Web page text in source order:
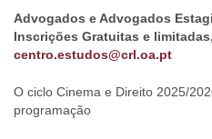
Advogados e Advogados
Inscrições Gratuitas e
centro.estudos@crl.oa.pt
O ciclo Cinema e Direito 2025/
programação